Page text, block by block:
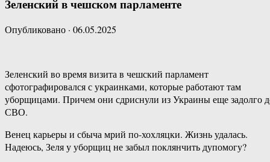
Зеленский в чешском парламенте
Опубликовано · 06.05.2025
Зеленский во время визита в чешский парламент
сфотографировался с украинками, которые работают там
уборщицами. Причем они сдриснули из Украины еще задолго
СВО.
Венец карьеры и сбыча мрий по-хохляцки. Жизнь удалась.
Надеюсь, Зеля у уборщиц не забыл поклянчить дупомогу?